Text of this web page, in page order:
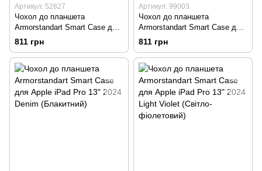
Артикул: 52827
Чохол до планшета
Armorstandart Smart Case для
Apple iPad Pro 13" 2024
Charcoal Grey (Темно-сірий)
811 грн
Артикул: 99003
Чохол до планшета
Armorstandart Smart Case для
Apple iPad Pro 13" 2024 Black
(Чорний)
811 грн